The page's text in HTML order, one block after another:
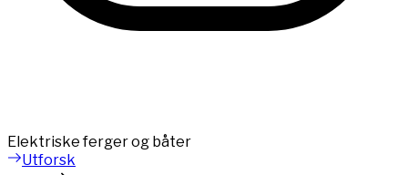
Elektriske ferger og båter
Utforsk